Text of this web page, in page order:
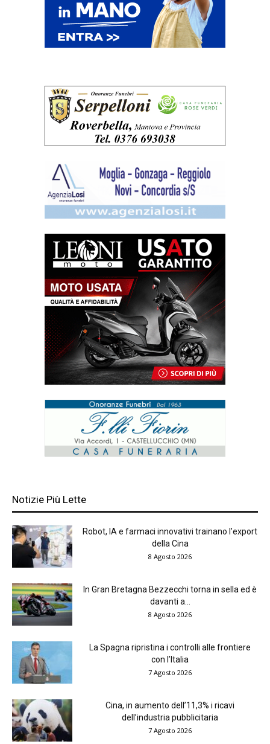
Notizie Più Lette
Robot, IA e farmaci innovativi trainano l’export
della Cina
8 Agosto 2026
In Gran Bretagna Bezzecchi torna in sella ed è
davanti a...
8 Agosto 2026
La Spagna ripristina i controlli alle frontiere
con l’Italia
7 Agosto 2026
Cina, in aumento dell’11,3% i ricavi
dell’industria pubblicitaria
7 Agosto 2026